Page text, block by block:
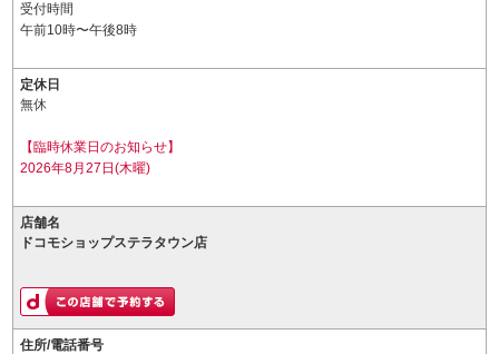
受付時間
午前10時〜午後8時
定休日
無休
【臨時休業日のお知らせ】
2026年8月27日(木曜)
店舗名
ドコモショップステラタウン店
住所/電話番号